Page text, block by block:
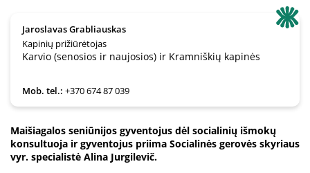
Jaroslavas Grabliauskas
Kapinių prižiūrėtojas
Karvio (senosios ir naujosios) ir Kramniškių kapinės
Mob. tel.:+370 674 87 039
Maišiagalos seniūnijos gyventojus dėl socialinių išmokų
konsultuoja ir gyventojus priima Socialinės gerovės skyriaus
vyr. specialistė Alina Jurgilevič.